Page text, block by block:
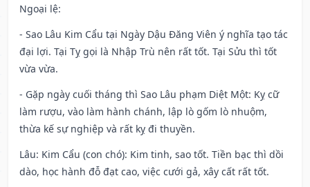
Ngoại lệ:
- Sao Lâu Kim Cẩu tại Ngày Dậu Đăng Viên ý nghĩa tạo tác
đại lợi. Tại Tỵ gọi là Nhập Trù nên rất tốt. Tại Sửu thì tốt
vừa vừa.
- Gặp ngày cuối tháng thì Sao Lâu phạm Diệt Một: Kỵ cữ
làm rượu, vào làm hành chánh, lập lò gốm lò nhuộm,
thừa kế sự nghiệp và rất kỵ đi thuyền.
Lâu: Kim Cẩu (con chó): Kim tinh, sao tốt. Tiền bạc thì dồi
dào, học hành đỗ đạt cao, việc cưới gả, xây cất rất tốt.